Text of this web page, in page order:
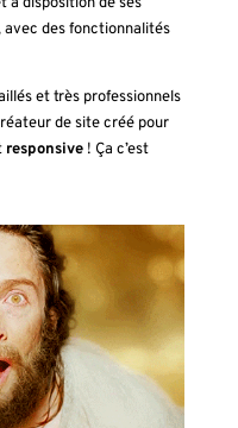
des fonctionnalités
et très professionnels
de site créé pour
responsive! Ça c’est